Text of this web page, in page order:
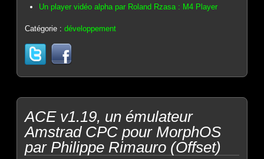
Un player vidéo alpha par Roland Rzasa : M4 Player
Catégorie :développement
ACE v1.19, un émulateur
Amstrad CPC pour MorphOS
par Philippe Rimauro (Offset)